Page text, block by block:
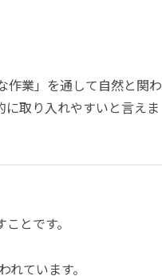
作業」を通して自然と関わ
取り入れやすいと言えま
とです。
ています。